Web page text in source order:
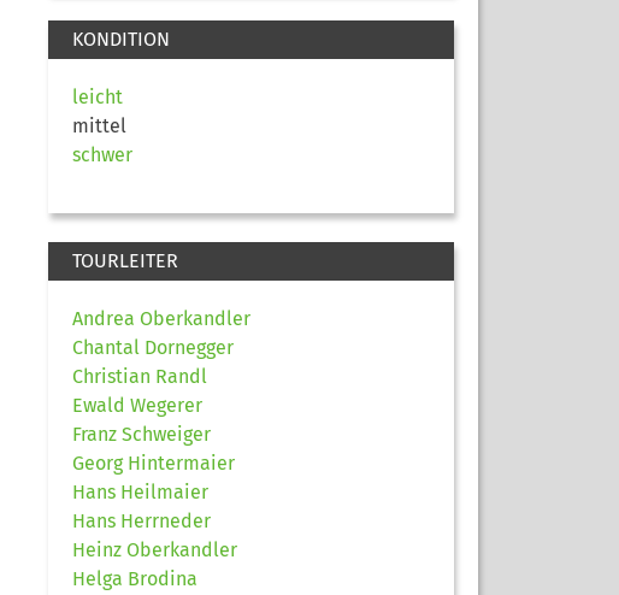
KONDITION
leicht
mittel
schwer
TOURLEITER
Andrea Oberkandler
Chantal Dornegger
Christian Randl
Ewald Wegerer
Franz Schweiger
Georg Hintermaier
Hans Heilmaier
Hans Herrneder
Heinz Oberkandler
Helga Brodina